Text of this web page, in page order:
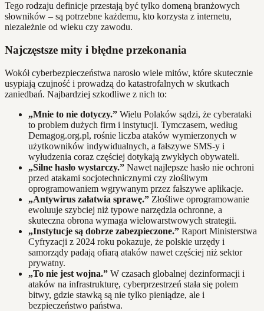
Tego rodzaju definicje przestają być tylko domeną branżowych
słowników – są potrzebne każdemu, kto korzysta z internetu,
niezależnie od wieku czy zawodu.
Najczęstsze mity i błędne przekonania
Wokół cyberbezpieczeństwa narosło wiele mitów, które skutecznie
usypiają czujność i prowadzą do katastrofalnych w skutkach
zaniedbań. Najbardziej szkodliwe z nich to:
„Mnie to nie dotyczy.” Wielu Polaków sądzi, że cyberataki
to problem dużych firm i instytucji. Tymczasem, według
Demagog.org.pl, rośnie liczba ataków wymierzonych w
użytkowników indywidualnych, a fałszywe SMS-y i
wyłudzenia coraz częściej dotykają zwykłych obywateli.
„Silne hasło wystarczy.” Nawet najlepsze hasło nie ochroni
przed atakami socjotechnicznymi czy złośliwym
oprogramowaniem wgrywanym przez fałszywe aplikacje.
„Antywirus załatwia sprawę.” Złośliwe oprogramowanie
ewoluuje szybciej niż typowe narzędzia ochronne, a
skuteczna obrona wymaga wielowarstwowych strategii.
„Instytucje są dobrze zabezpieczone.” Raport Ministerstwa
Cyfryzacji z 2024 roku pokazuje, że polskie urzędy i
samorządy padają ofiarą ataków nawet częściej niż sektor
prywatny.
„To nie jest wojna.” W czasach globalnej dezinformacji i
ataków na infrastrukturę, cyberprzestrzeń stała się polem
bitwy, gdzie stawką są nie tylko pieniądze, ale i
bezpieczeństwo państwa.